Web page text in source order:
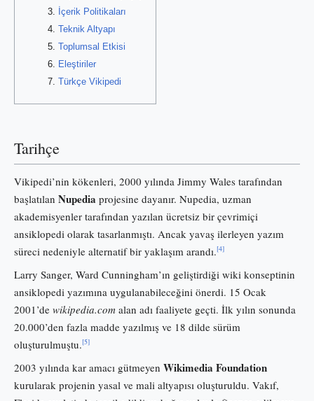
İçerik Politikaları
Teknik Altyapı
Toplumsal Etkisi
Eleştiriler
Türkçe Vikipedi
Tarihçe
Vikipedi’nin kökenleri, 2000 yılında Jimmy Wales tarafından
başlatılan Nupedia projesine dayanır. Nupedia, uzman
akademisyenler tarafından yazılan ücretsiz bir çevrimiçi
ansiklopedi olarak tasarlanmıştı. Ancak yavaş ilerleyen yazım
süreci nedeniyle alternatif bir yaklaşım arandı.[4]
Larry Sanger, Ward Cunningham’ın geliştirdiği wiki konseptinin
ansiklopedi yazımına uygulanabileceğini önerdi. 15 Ocak
2001’de wikipedia.com alan adı faaliyete geçti. İlk yılın sonunda
20.000’den fazla madde yazılmış ve 18 dilde sürüm
oluşturulmuştu.[5]
2003 yılında kar amacı gütmeyen Wikimedia Foundation
kurularak projenin yasal ve mali altyapısı oluşturuldu. Vakıf,